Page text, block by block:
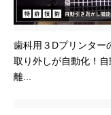
歯科用３Dプリンター
取り外しが自動化！自
離...